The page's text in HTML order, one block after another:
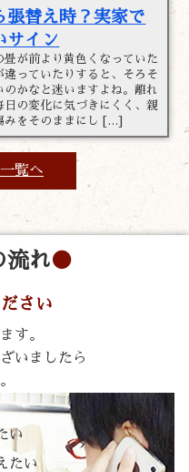
張替え時？実家で
サイン
畳が前より黄色くなっていた
違っていたりすると、そろそ
のかなと迷いますよね。離れ
日の変化に気づきにくく、親
みをそのままにし […]
覧へ
流れ
さい
す。
いましたら
い
たい